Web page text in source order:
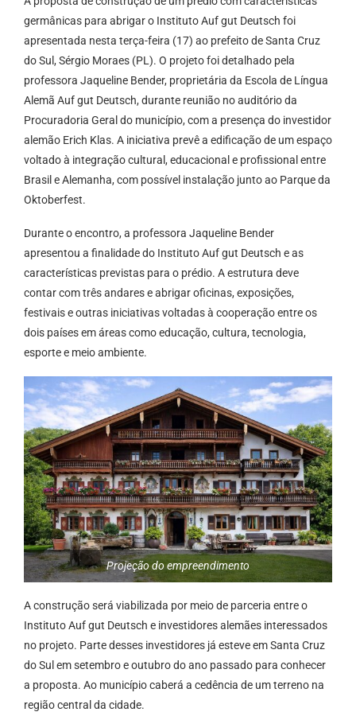
germânicas para abrigar o Instituto Auf gut Deutsch foi
apresentada nesta terça-feira (17) ao prefeito de Santa Cruz
do Sul, Sérgio Moraes (PL). O projeto foi detalhado pela
professora Jaqueline Bender, proprietária da Escola de Língua
Alemã Auf gut Deutsch, durante reunião no auditório da
Procuradoria Geral do município, com a presença do investidor
alemão Erich Klas. A iniciativa prevê a edificação de um espaço
voltado à integração cultural, educacional e profissional entre
Brasil e Alemanha, com possível instalação junto ao Parque da
Oktoberfest.
Durante o encontro, a professora Jaqueline Bender
apresentou a finalidade do Instituto Auf gut Deutsch e as
características previstas para o prédio. A estrutura deve
contar com três andares e abrigar oficinas, exposições,
festivais e outras iniciativas voltadas à cooperação entre os
dois países em áreas como educação, cultura, tecnologia,
esporte e meio ambiente.
Projeção do empreendimento
A construção será viabilizada por meio de parceria entre o
Instituto Auf gut Deutsch e investidores alemães interessados
no projeto. Parte desses investidores já esteve em Santa Cruz
do Sul em setembro e outubro do ano passado para conhecer
a proposta. Ao município caberá a cedência de um terreno na
região central da cidade.